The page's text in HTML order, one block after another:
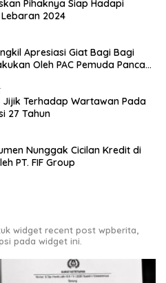
Pihaknya Siap Hadapi
2024
Apresiasi Giat Bagi Bagi
Oleh PAC Pemuda Panca
Singkil
Jijik Terhadap Wartawan Pada
27 Tahun
Nunggak Cicilan Kredit di
PT. FIF Group
widget recent post wpberita,
pada widget ini.